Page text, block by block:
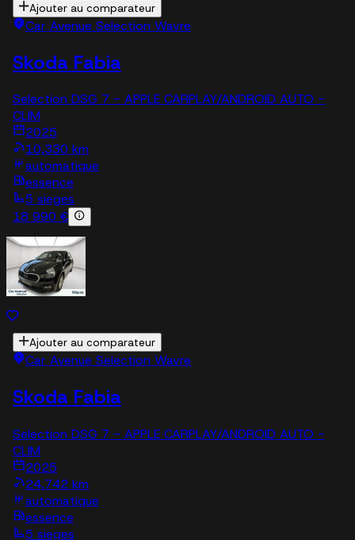
Ajouter au comparateur
Car Avenue Selection Wavre
Skoda Fabia
Selection DSG 7 - APPLE CARPLAY/ANDROID AUTO -
CLIM
2025
10,330 km
automatique
essence
5 sieges
18 990 €
Ajouter au comparateur
Car Avenue Selection Wavre
Skoda Fabia
Selection DSG 7 - APPLE CARPLAY/ANDROID AUTO -
CLIM
2025
24,742 km
automatique
essence
5 sieges